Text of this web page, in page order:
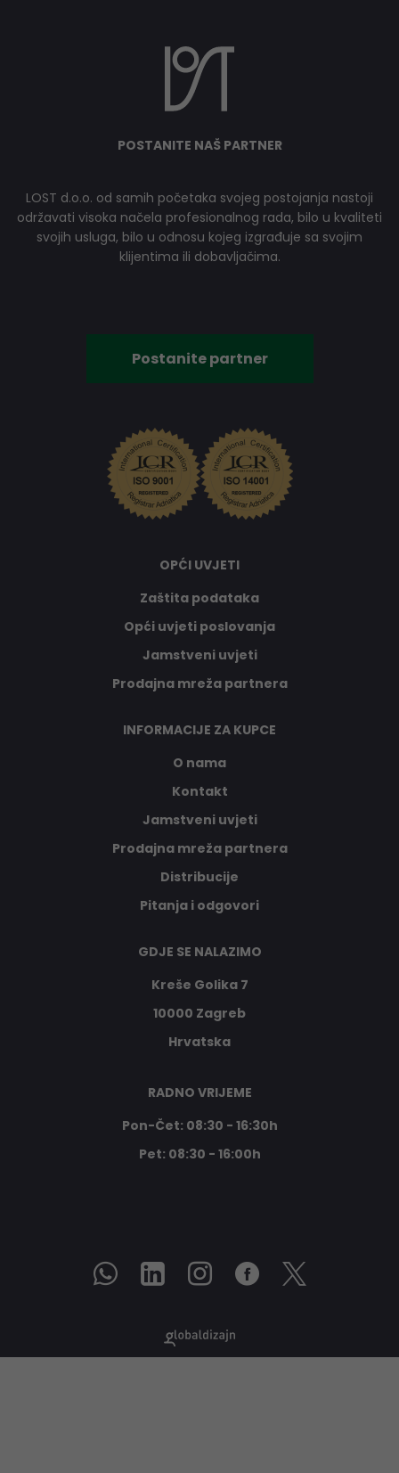
POSTANITE NAŠ PARTNER
LOST d.o.o. od samih početaka svojeg postojanja nastoji
održavati visoka načela profesionalnog rada, bilo u kvaliteti
svojih usluga, bilo u odnosu kojeg izgrađuje sa svojim
klijentima ili dobavljačima.
Postanite partner
OPĆI UVJETI
Zaštita podataka
Opći uvjeti poslovanja
Jamstveni uvjeti
Prodajna mreža partnera
INFORMACIJE ZA KUPCE
O nama
Kontakt
Jamstveni uvjeti
Prodajna mreža partnera
Distribucije
Pitanja i odgovori
GDJE SE NALAZIMO
Kreše Golika 7
10000 Zagreb
Hrvatska
RADNO VRIJEME
Pon-Čet: 08:30 - 16:30h
Pet: 08:30 - 16:00h